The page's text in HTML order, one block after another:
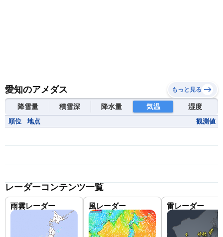
愛知のアメダス もっと見る
降雪量 積雪深 降水量 気温 湿度
順位 地点 観測値
レーダーコンテンツ一覧
雨雲レーダー 風レーダー 雷レーダー